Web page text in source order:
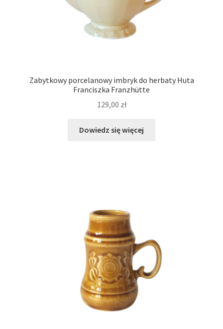
Zabytkowy porcelanowy imbryk do herbaty Huta
Franciszka Franzhütte
129,00 zł
Dowiedz się więcej